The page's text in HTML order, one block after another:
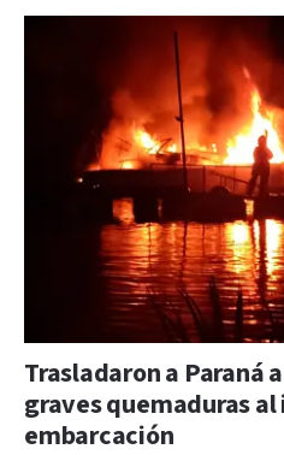
Trasladaron a Paraná
graves quemaduras
embarcación